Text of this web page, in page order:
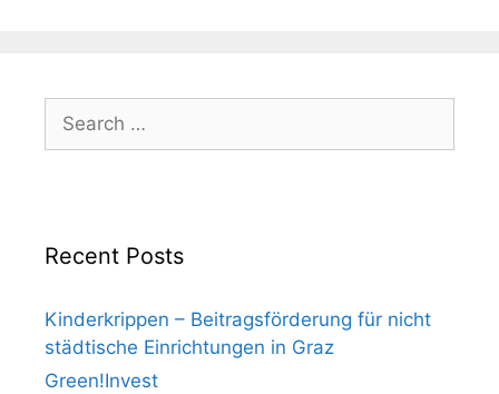
Search
for:
Recent Posts
Kinderkrippen – Beitragsförderung für nicht
städtische Einrichtungen in Graz
Green!Invest